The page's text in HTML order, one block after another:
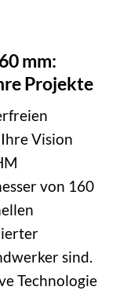
mm:
Projekte
Vision
von 160
sind.
Technologie